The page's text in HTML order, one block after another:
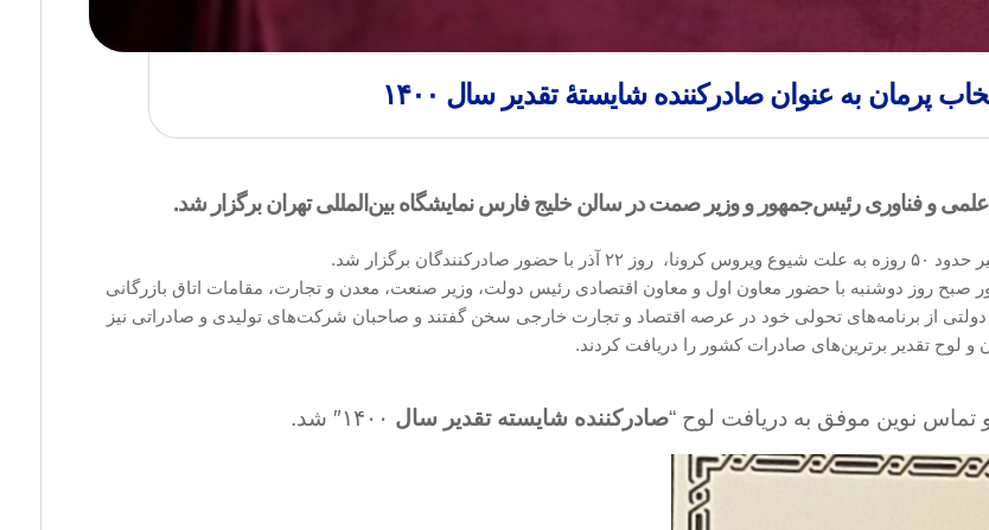
پرمان به عنوان صادرکننده شایستۀ تقدیر سال ۱۴۰۰
و فناوری رئیس‌جمهور و وزیر صمت در سالن خلیج فارس نمایشگاه بین‌المللی تهران برگزار شد.
روز دوشنبه با حضور معاون اول و معاون اقتصادی رئیس‌ دولت، وزیر صنعت، معدن و تجارت، مقامات اتاق بازرگانی
دولتی از برنامه‌های تحولی خود در عرصه اقتصاد و تجارت خارجی سخن گفتند و صاحبان شرکت‌های تولیدی و صادراتی نیز
و لوح تقدیر برترین‌های صادرات کشور را دریافت کردند.
تماس نوین موفق به دریافت لوح “صادرکننده شایسته تقدیر سال